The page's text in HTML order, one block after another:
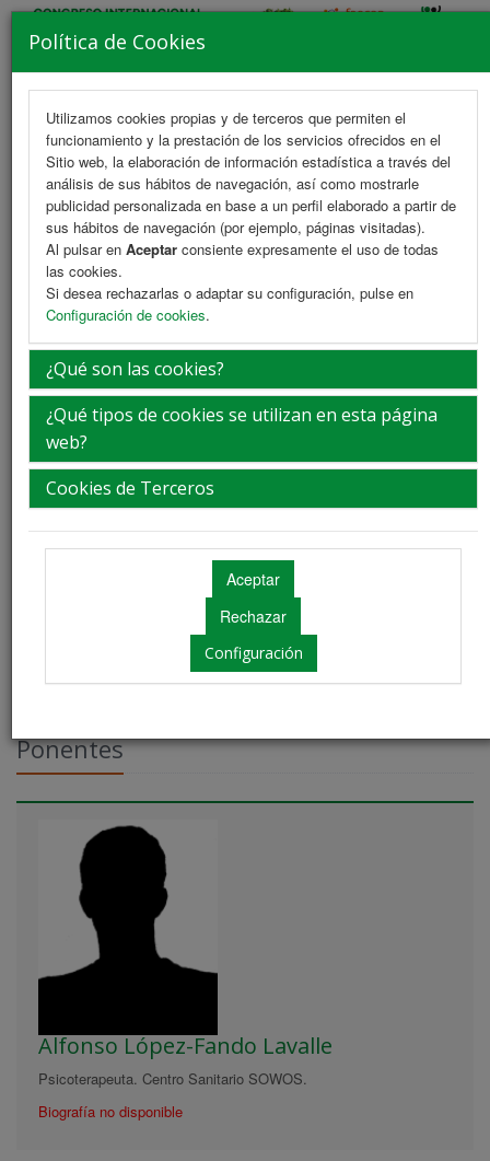
Política de Cookies
Utilizamos cookies propias y de terceros que permiten el
funcionamiento y la prestación de los servicios ofrecidos en el
Sitio web, la elaboración de información estadística a través del
análisis de sus hábitos de navegación, así como mostrarle
publicidad personalizada en base a un perfil elaborado a partir de
sus hábitos de navegación (por ejemplo, páginas visitadas).
Al pulsar en Aceptar consiente expresamente el uso de todas
las cookies.
Si desea rechazarlas o adaptar su configuración, pulse en
Configuración de cookies.
¿Qué son las cookies?
¿Qué tipos de cookies se utilizan en esta página
web?
Cookies de Terceros
Configuración
MENU
Fortaleza emocional: como gestionar lo
que nos desborda. Sesión 1.
Viernes 9 de abril
Ubicación: Sala 1
Ponentes
Alfonso López-Fando Lavalle
Psicoterapeuta. Centro Sanitario SOWOS.
Biografía no disponible